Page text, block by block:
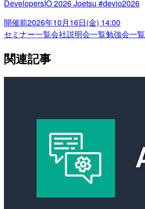
DevelopersIO 2026 Joetsu #devio2026
開催前2026年10月16日(金) 14:00
セミナー一覧会社説明会一覧勉強会一覧
関連記事